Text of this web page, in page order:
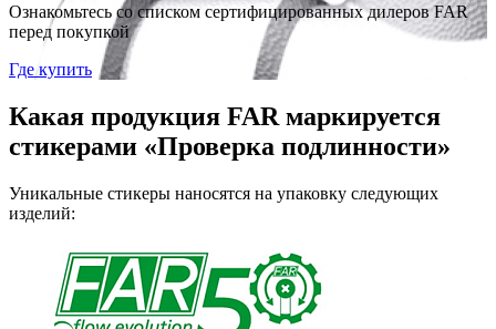
Ознакомьтесь со списком сертифицированных дилеров FAR
перед покупкой
Где купить
Какая продукция FAR маркируется
стикерами «Проверка подлинности»
Уникальные стикеры наносятся на упаковку следующих
изделий: